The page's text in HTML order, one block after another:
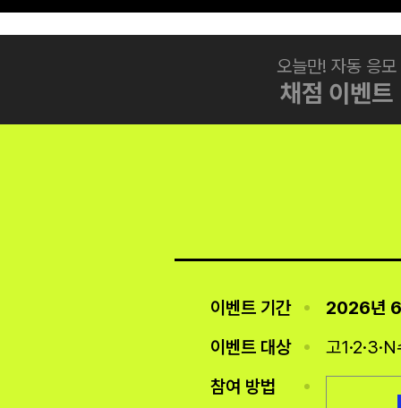
오늘만! 자동 응모
채점 이벤트
이벤트 기간
2026년
이벤트 대상
고
참여 방법